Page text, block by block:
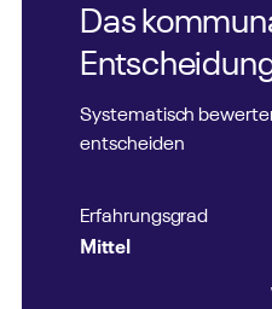
Das
Systematisch
entscheiden
Erfahrungsgrad
Mittel